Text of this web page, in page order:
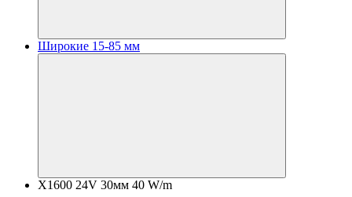
Широкие 15-85 мм
X1600 24V 30мм 40 W/m